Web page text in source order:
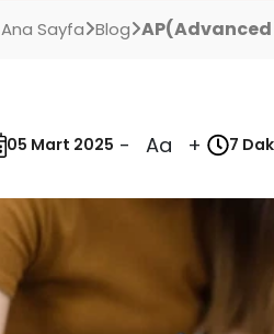
Ana Sayfa Blog AP(Advanced
05 Mart 2025 - Aa + 7